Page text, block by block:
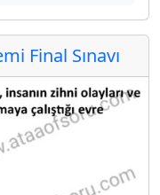
Final Sınavı